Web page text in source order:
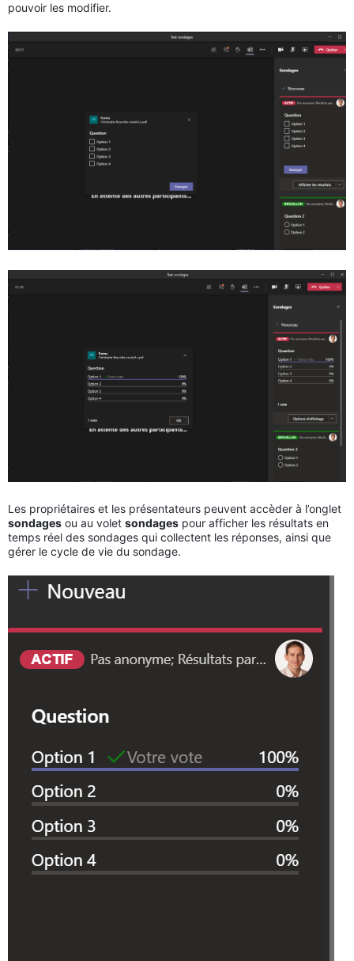
pouvoir les modifier.
Les propriétaires et les présentateurs peuvent accèder à l’onglet
sondages ou au volet sondages pour afficher les résultats en
temps réel des sondages qui collectent les réponses, ainsi que
gérer le cycle de vie du sondage.